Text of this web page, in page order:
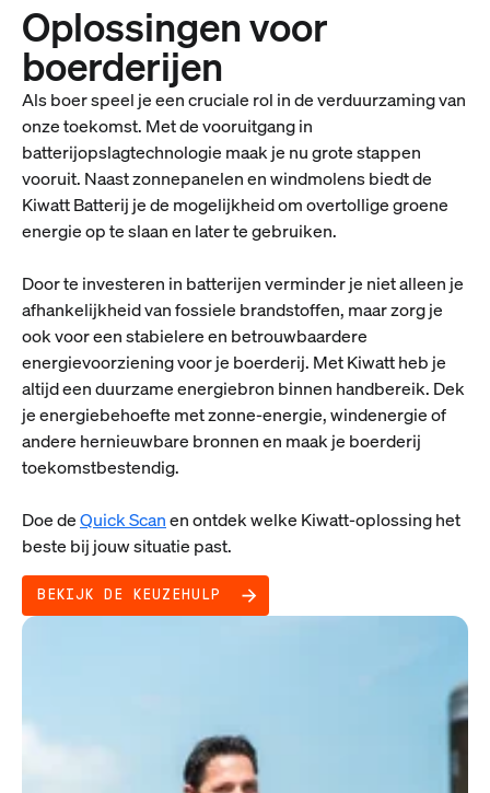
Oplossingen voor
boerderijen
Als boer speel je een cruciale rol in de verduurzaming van
onze toekomst. Met de vooruitgang in
batterijopslagtechnologie maak je nu grote stappen
vooruit. Naast zonnepanelen en windmolens biedt de
Kiwatt Batterij je de mogelijkheid om overtollige groene
energie op te slaan en later te gebruiken.
Door te investeren in batterijen verminder je niet alleen je
afhankelijkheid van fossiele brandstoffen, maar zorg je
ook voor een stabielere en betrouwbaardere
energievoorziening voor je boerderij. Met Kiwatt heb je
altijd een duurzame energiebron binnen handbereik. Dek
je energiebehoefte met zonne-energie, windenergie of
andere hernieuwbare bronnen en maak je boerderij
toekomstbestendig.
Doe deQuick Scanen ontdek welke Kiwatt-oplossing het
beste bij jouw situatie past.
BEKIJK DE KEUZEHULP